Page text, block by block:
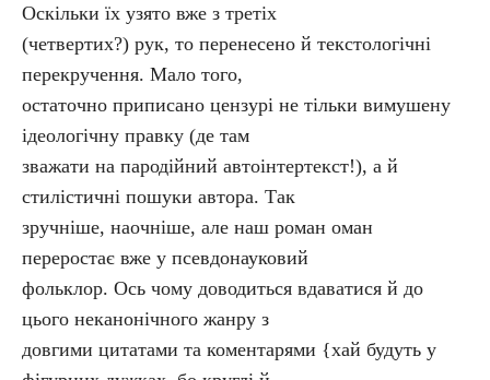
Оскільки їх узято вже з третіх
(четвертих?) рук, то перенесено й текстологічні
перекручення. Мало того,
остаточно приписано цензурі не тільки вимушену
ідеологічну правку (де там
зважати на пародійний автоінтертекст!), а й
стилістичні пошуки автора. Так
зручніше, наочніше, але наш роман оман
переростає вже у псевдонауковий
фольклор. Ось чому доводиться вдаватися й до
цього неканонічного жанру з
довгими цитатами та коментарями {хай будуть у